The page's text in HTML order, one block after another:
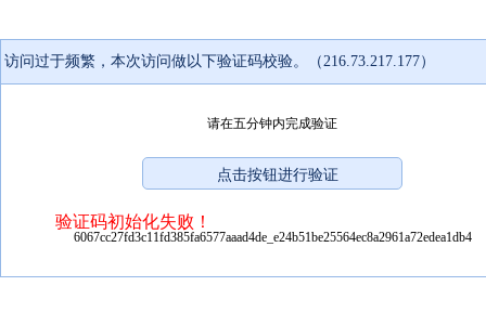
访问过于频繁，本次访问做以下验证码校验。（216.73.217.177）
请在五分钟内完成验证
验证码初始化失败！
6067cc27fd3c11fd385fa6577aaad4de_e24b51be25564ec8a2961a72edea1db4